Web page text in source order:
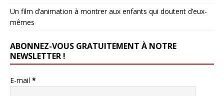
Un film d’animation à montrer aux enfants qui doutent d’eux-
mêmes
ABONNEZ-VOUS GRATUITEMENT À NOTRE
NEWSLETTER !
E-mail *